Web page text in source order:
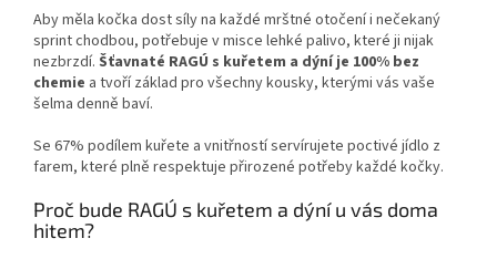
Aby měla kočka dost síly na každé mrštné otočení i nečekaný
sprint chodbou, potřebuje v misce lehké palivo, které ji nijak
nezbrzdí. Šťavnaté RAGÚ s kuřetem a dýní je 100% bez
chemie a tvoří základ pro všechny kousky, kterými vás vaše
šelma denně baví.
Se 67% podílem kuřete a vnitřností servírujete poctivé jídlo z
farem, které plně respektuje přirozené potřeby každé kočky.
Proč bude RAGÚ s kuřetem a dýní u vás doma
hitem?